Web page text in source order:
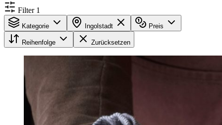
Filter 1
Kategorie Ingolstadt Preis
Reihenfolge Zurücksetzen